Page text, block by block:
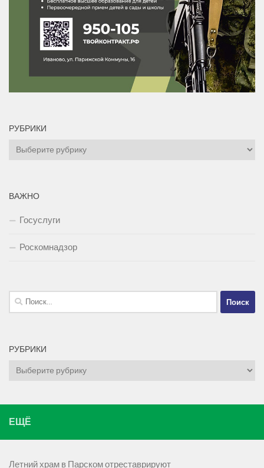
РУБРИКИ
Рубрики
ВАЖНО
Госуслуги
Роскомнадзор
Найти:
РУБРИКИ
Рубрики
ЕЩЁ
Летний храм в Парском отреставрируют